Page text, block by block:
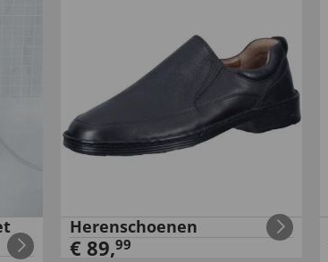
Herenschoenen
€ 89,99